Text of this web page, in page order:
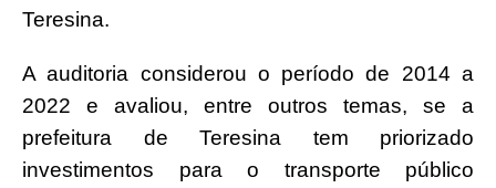
Teresina.
A auditoria considerou o período de 2014 a
2022 e avaliou, entre outros temas, se a
prefeitura de Teresina tem priorizado
investimentos para o transporte público